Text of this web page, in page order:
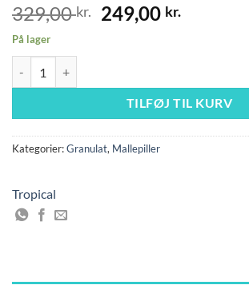
329,00kr.
Den
oprindelige
329,00 kr..
249,00 kr.Den
249,00
På lager
TILFØJ TIL KURV
Kategorier:Granulat, Mallepiller
Tropical